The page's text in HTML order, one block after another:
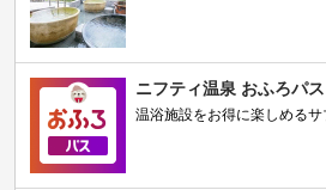
ニフティ温泉 おふろパス
温浴施設をお得に楽しめる